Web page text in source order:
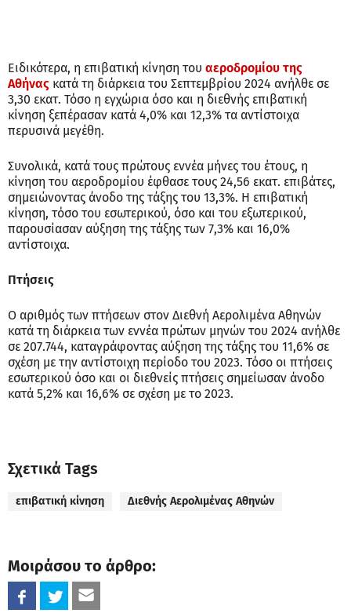
Ειδικότερα, η επιβατική κίνηση του αεροδρομίου της
Αθήνας κατά τη διάρκεια του Σεπτεμβρίου 2024 ανήλθε σε
3,30 εκατ. Τόσο η εγχώρια όσο και η διεθνής επιβατική
κίνηση ξεπέρασαν κατά 4,0% και 12,3% τα αντίστοιχα
περυσινά μεγέθη.
Συνολικά, κατά τους πρώτους εννέα μήνες του έτους, η
κίνηση του αεροδρομίου έφθασε τους 24,56 εκατ. επιβάτες,
σημειώνοντας άνοδο της τάξης του 13,3%. Η επιβατική
κίνηση, τόσο του εσωτερικού, όσο και του εξωτερικού,
παρουσίασαν αύξηση της τάξης των 7,3% και 16,0%
αντίστοιχα.
Πτήσεις
Ο αριθμός των πτήσεων στον Διεθνή Αερολιμένα Αθηνών
κατά τη διάρκεια των εννέα πρώτων μηνών του 2024 ανήλθε
σε 207.744, καταγράφοντας αύξηση της τάξης του 11,6% σε
σχέση με την αντίστοιχη περίοδο του 2023. Τόσο οι πτήσεις
εσωτερικού όσο και οι διεθνείς πτήσεις σημείωσαν άνοδο
κατά 5,2% και 16,6% σε σχέση με το 2023.
Σχετικά Tags
επιβατική κίνηση Διεθνής Αερολιμένας Αθηνών
Μοιράσου το άρθρο: